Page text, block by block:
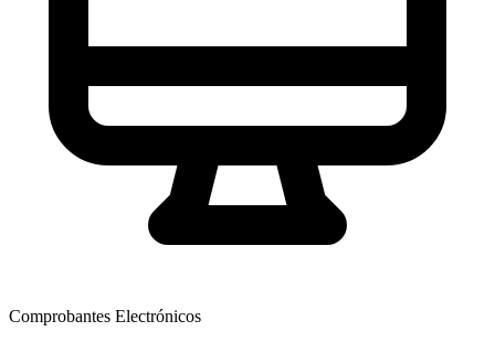
Comprobantes Electrónicos